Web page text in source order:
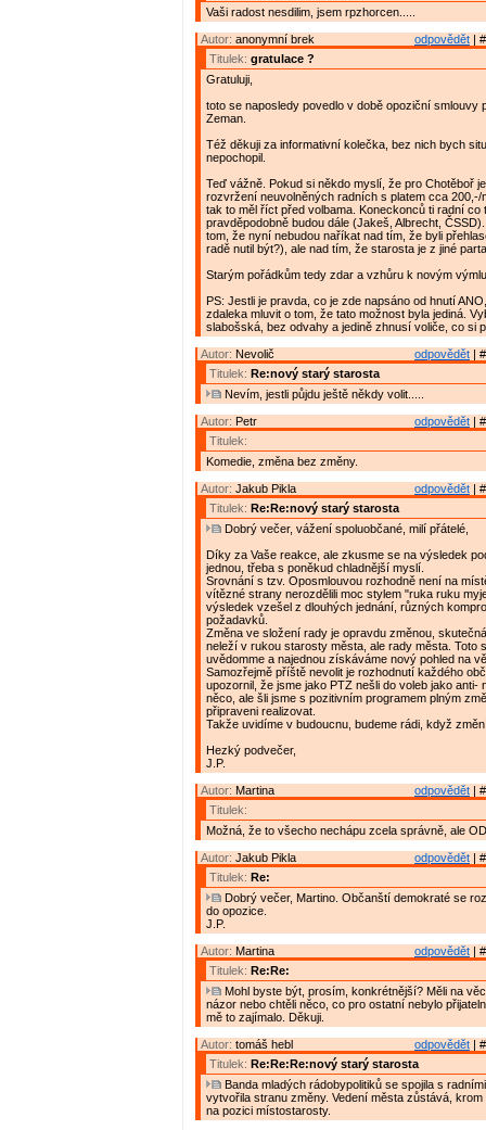
Vaši radost nesdilim, jsem rpzhorcen.....
odpovědět |
Autor: anonymní brek
Titulek: gratulace ?
Gratuluji,
toto se naposledy povedlo v době opoziční smlouvy
Zeman.
Též děkuji za informativní kolečka, bez nich bych
nepochopil.
Teď vážně. Pokud si někdo myslí, že pro Chotěboř
rozvržení neuvolněných radních s platem cca 200,-/
tak to měl říct před volbama. Koneckonců ti radní co
pravděpodobně budou dále (Jakeš, Albrecht,
tom, že nyní nebudou naříkat nad tím, že byli
radě nutil být?), ale nad tím, že starosta je z jiné
Starým pořádkům tedy zdar a vzhůru k novým
PS: Jestli je pravda, co je zde napsáno od hnutí
zdaleka mluvit o tom, že tato možnost byla jediná.
slabošská, bez odvahy a jedině zhnusí voliče, co si
odpovědět |
Autor: Nevolič
Titulek: Re:nový starý starosta
Nevím, jestli půjdu ještě někdy volit.....
odpovědět |
Autor: Petr
Titulek:
Komedie, změna bez změny.
odpovědět |
Autor: Jakub Pikla
Titulek: Re:Re:nový starý starosta
Dobrý večer, vážení spoluobčané, milí přátelé,
Díky za Vaše reakce, ale zkusme se na výsledek
jednou, třeba s poněkud chladnější myslí.
Srovnání s tzv. Oposmlouvou rozhodně není na
vítězné strany nerozdělili moc stylem "ruka ruku
výsledek vzešel z dlouhých jednání, různých
požadavků.
Změna ve složení rady je opravdu změnou,
neleží v rukou starosty města, ale rady města. Toto
uvědomme a najednou získáváme nový pohled na
Samozřejmě příště nevolit je rozhodnutí každého
upozornil, že jsme jako PTZ nešli do voleb jako anti-
něco, ale šli jsme s pozitivním programem plným
připraveni realizovat.
Takže uvidíme v budoucnu, budeme rádi, když
Hezký podvečer,
J.P.
odpovědět |
Autor: Martina
Titulek:
Možná, že to všecho nechápu zcela správně, ale
odpovědět |
Autor: Jakub Pikla
Titulek: Re:
Dobrý večer, Martino. Občanští demokraté se
do opozice.
J.P.
odpovědět |
Autor: Martina
Titulek: Re:Re:
Mohl byste být, prosím, konkrétnější? Měli na
názor nebo chtěli něco, co pro ostatní nebylo
mě to zajímalo. Děkuji.
odpovědět |
Autor: tomáš hebl
Titulek: Re:Re:Re:nový starý starosta
Banda mladých rádobypolitiků se spojila s
vytvořila stranu změny. Vedení města zůstává,
na pozici místostarosty.